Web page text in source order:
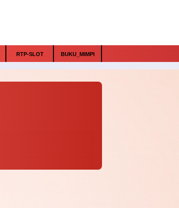
RTP-SLOT BUKU_MIMPI